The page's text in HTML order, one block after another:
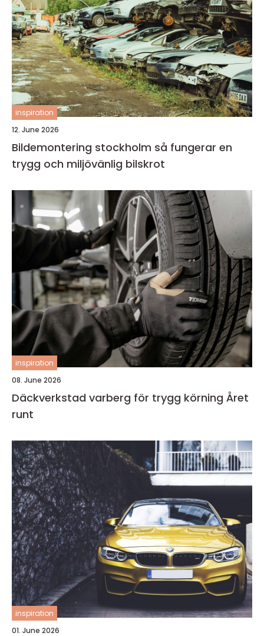
inspiration
12. June 2026
Bildemontering stockholm så fungerar en
trygg och miljövänlig bilskrot
inspiration
08. June 2026
Däckverkstad varberg för trygg körning Året
runt
inspiration
01. June 2026